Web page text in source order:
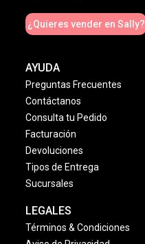
¿Quieres vender en Sally?
AYUDA
Preguntas Frecuentes
Contáctanos
Consulta tu Pedido
Facturación
Devoluciones
Tipos de Entrega
Sucursales
LEGALES
Términos & Condiciones